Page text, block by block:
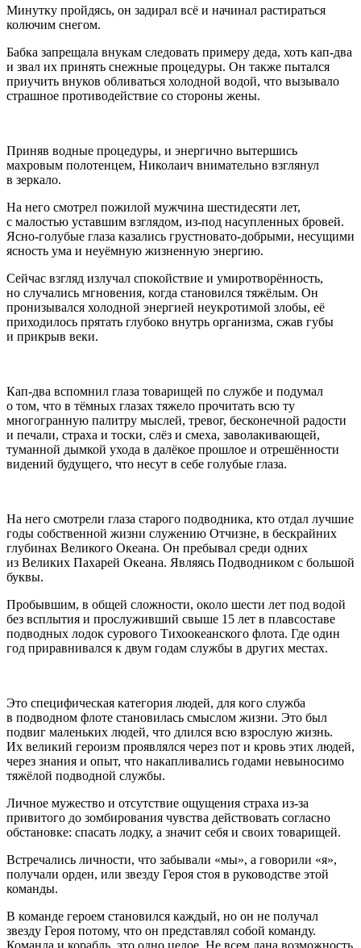
Минутку пройдясь, он задирал всё и начинал растираться
колючим снегом.
Бабка запрещала внукам следовать примеру деда, хоть кап-два
и звал их принять снежные процедуры. Он также пытался
приучить внуков обливаться холодной водой, что вызывало
страшное противодействие со стороны жены.
Приняв водные процедуры, и энергично вытершись
махровым полотенцем, Николаич внимательно взглянул
в зеркало.
На него смотрел пожилой мужчина шестидесяти лет,
с малостью уставшим взглядом, из-под насупленных бровей.
Ясно-голубые глаза казались грустновато-добрыми, несущими
ясность ума и неуёмную жизненную энергию.
Сейчас взгляд излучал спокойствие и умиротворённость,
но случались мгновения, когда становился тяжёлым. Он
пронизывался холодной энергией неукротимой злобы, её
приходилось прятать глубоко внутрь организма, сжав губы
и прикрыв веки.
Кап-два вспомнил глаза товарищей по службе и подумал
о том, что в тёмных глазах тяжело прочитать всю ту
многогранную палитру мыслей, тревог, бесконечной радости
и печали, страха и тоски, слёз и смеха, заволакивающей,
туманной дымкой ухода в далёкое прошлое и отрешённости
видений будущего, что несут в себе голубые глаза.
На него смотрели глаза старого подводника, кто отдал лучшие
годы собственной жизни служению Отчизне, в бескрайних
глубинах Великого Океана. Он пребывал среди одних
из Великих Пахарей Океана. Являясь Подводником с большой
буквы.
Пробывшим, в общей сложности, около шести лет под водой
без всплытия и прослуживший свыше 15 лет в плавсоставе
подводных лодок сурового Тихоокеанского флота. Где один
год приравнивался к двум годам службы в других местах.
Это специфическая категория людей, для кого служба
в подводном флоте становилась смыслом жизни. Это был
подвиг маленьких людей, что длился всю взрослую жизнь.
Их великий героизм проявлялся через пот и кровь этих людей,
через знания и опыт, что накапливались годами невыносимо
тяжёлой подводной службы.
Личное мужество и отсутствие ощущения страха из-за
привитого до зомбирования чувства действовать согласно
обстановке: спасать лодку, а значит себя и своих товарищей.
Встречались личности, что забывали «мы», а говорили «я»,
получали орден, или звезду Героя стоя в руководстве этой
команды.
В команде героем становился каждый, но он не получал
звезду Героя потому, что он представлял собой команду.
Команда и корабль, это одно целое. Не всем дана возможность